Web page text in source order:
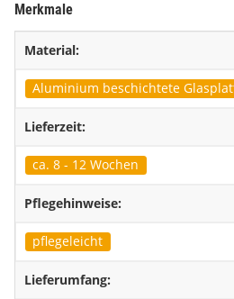
Merkmale
Material:
Aluminium beschichtete
Lieferzeit:
ca. 8 - 12 Wochen
Pflegehinweise:
pflegeleicht
Lieferumfang: